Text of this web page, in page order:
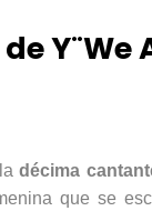
Y¨We
décima
que se